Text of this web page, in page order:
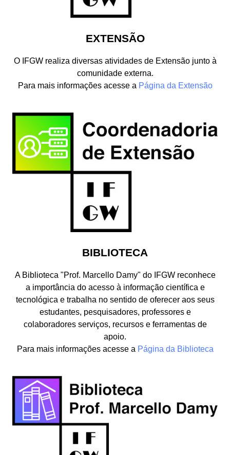
EXTENSÃO
O IFGW realiza diversas atividades de Extensão junto à
comunidade externa.
Para mais informações acesse a Página da Extensão
BIBLIOTECA
A Biblioteca "Prof. Marcello Damy" do IFGW reconhece
a importância do acesso à informação científica e
tecnológica e trabalha no sentido de oferecer aos seus
estudantes, pesquisadores, professores e
colaboradores serviços, recursos e ferramentas de
apoio.
Para mais informações acesse a Página da Biblioteca